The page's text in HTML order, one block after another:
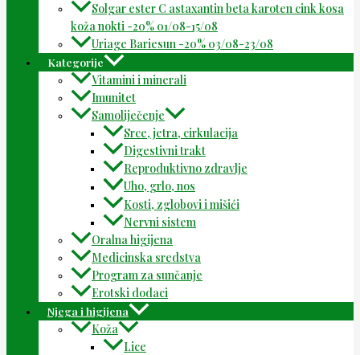
Solgar ester C astaxantin beta karoten cink kosa
koža nokti -20% 01/08-15/08
Uriage Bariesun -20% 03/08-23/08
Kategorije
Vitamini i minerali
Imunitet
Samoliječenje
Srce, jetra, cirkulacija
Digestivni trakt
Reproduktivno zdravlje
Uho, grlo, nos
Kosti, zglobovi i mišići
Nervni sistem
Oralna higijena
Medicinska sredstva
Program za sunčanje
Erotski dodaci
Njega i higijena
Koža
Lice